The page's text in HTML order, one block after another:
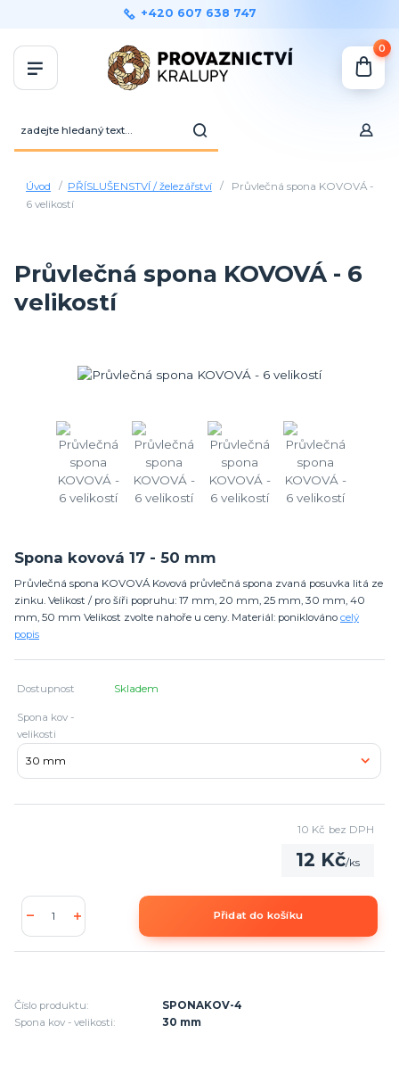
+420 607 638 747
0
Úvod PŘÍSLUŠENSTVÍ / železářství
Průvlečná spona KOVOVÁ -
6 velikostí
Průvlečná spona KOVOVÁ - 6
velikostí
Spona kovová 17 - 50 mm
Průvlečná spona KOVOVÁ Kovová průvlečná spona zvaná posuvka litá ze
zinku. Velikost / pro šíři popruhu: 17 mm, 20 mm, 25 mm, 30 mm, 40
mm, 50 mm Velikost zvolte nahoře u ceny. Materiál: poniklováno celý
popis
Dostupnost Skladem
Spona kov -
velikosti
12 Kč/ks
10 Kč bez DPH
Přidat do košíku
Číslo produktu:
SPONAKOV-4
Spona kov - velikosti:
30 mm